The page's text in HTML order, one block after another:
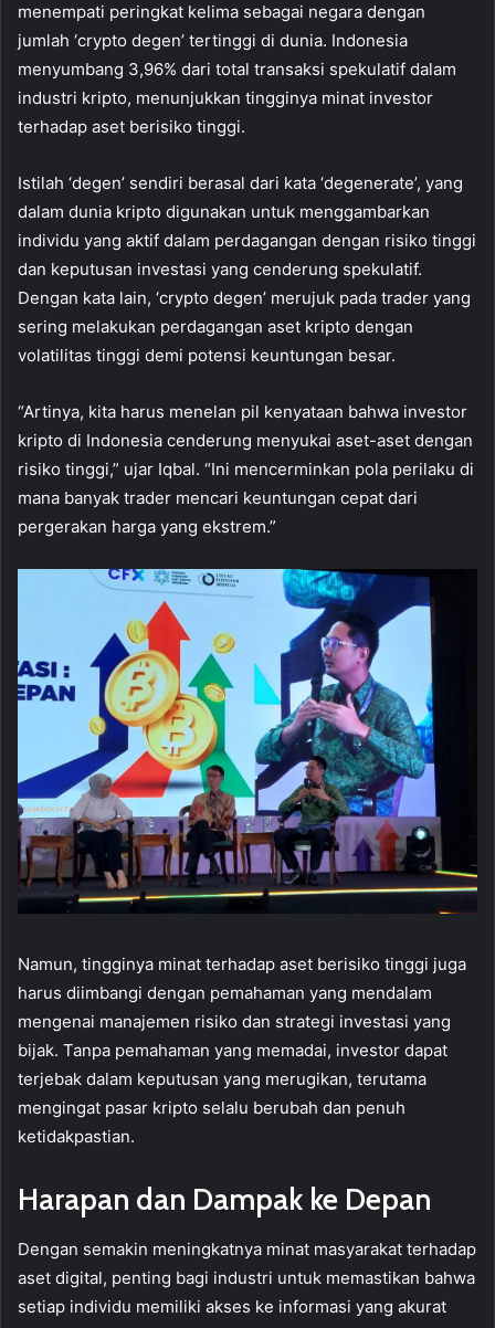
menempati peringkat kelima sebagai negara dengan
jumlah ‘crypto degen’ tertinggi di dunia. Indonesia
menyumbang 3,96% dari total transaksi spekulatif dalam
industri kripto, menunjukkan tingginya minat investor
terhadap aset berisiko tinggi.
Istilah ‘degen’ sendiri berasal dari kata ‘degenerate’, yang
dalam dunia kripto digunakan untuk menggambarkan
individu yang aktif dalam perdagangan dengan risiko tinggi
dan keputusan investasi yang cenderung spekulatif.
Dengan kata lain, ‘crypto degen’ merujuk pada trader yang
sering melakukan perdagangan aset kripto dengan
volatilitas tinggi demi potensi keuntungan besar.
“Artinya, kita harus menelan pil kenyataan bahwa investor
kripto di Indonesia cenderung menyukai aset-aset dengan
risiko tinggi,” ujar Iqbal. “Ini mencerminkan pola perilaku di
mana banyak trader mencari keuntungan cepat dari
pergerakan harga yang ekstrem.”
Namun, tingginya minat terhadap aset berisiko tinggi juga
harus diimbangi dengan pemahaman yang mendalam
mengenai manajemen risiko dan strategi investasi yang
bijak. Tanpa pemahaman yang memadai, investor dapat
terjebak dalam keputusan yang merugikan, terutama
mengingat pasar kripto selalu berubah dan penuh
ketidakpastian.
Harapan dan Dampak ke Depan
Dengan semakin meningkatnya minat masyarakat terhadap
aset digital, penting bagi industri untuk memastikan bahwa
setiap individu memiliki akses ke informasi yang akurat